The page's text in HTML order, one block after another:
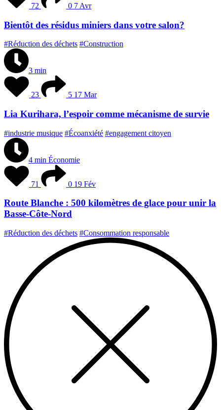
72 0 7 Avr
Bientôt des résidus miniers dans votre salon?
#Réduction des déchets #Construction
3 min
23 5 17 Mar
Lia Kurihara, l’espoir comme mécanisme de survie
#industrie musique #Écoanxiété #engagement citoyen
4 min Économie
71 0 19 Fév
Route Blanche : 500 kilomètres de glace pour unir la
Basse-Côte-Nord
#Réduction des déchets #Consommation responsable